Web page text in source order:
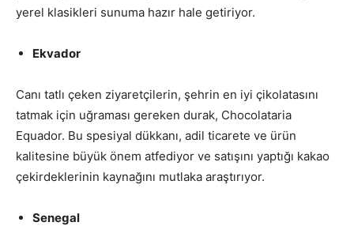
yerel klasikleri sunuma hazır hale getiriyor.
Ekvador
Canı tatlı çeken ziyaretçilerin, şehrin en iyi çikolatasını
tatmak için uğraması gereken durak, Chocolataria
Equador. Bu spesiyal dükkanı, adil ticarete ve ürün
kalitesine büyük önem atfediyor ve satışını yaptığı kakao
çekirdeklerinin kaynağını mutlaka araştırıyor.
Senegal